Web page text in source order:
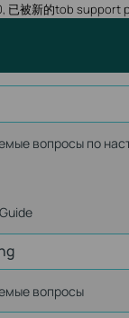
已被新的tob support
вопросы по
вопросы